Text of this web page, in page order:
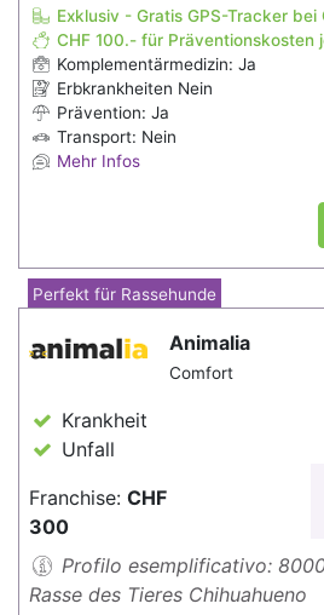
Exklusiv - Gratis GPS-Tracker
CHF 100.- für Präventionskosten
Komplementärmedizin: Ja
Erbkrankheiten Nein
Prävention: Ja
Transport: Nein
Mehr Infos
Perfekt für Rassehunde
Animalia
Comfort
Krankheit
Unfall
Franchise: CHF
300
Profilo esemplificativo:
Rasse des Tieres Chihuahueno